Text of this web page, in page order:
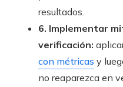
resultados.
6. Implementar
verificación:
con métricas y
no reaparezca en